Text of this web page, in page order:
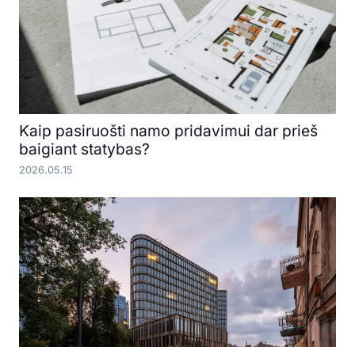
Kaip pasiruošti namo pridavimui dar prieš
baigiant statybas?
2026.05.15